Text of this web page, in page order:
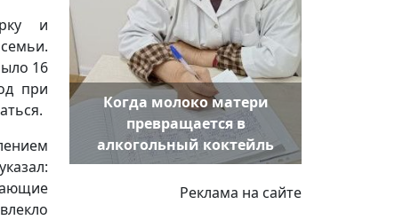
и
16
при
Когда молоко матери
превращается в
алкогольный коктейль
Реклама на сайте